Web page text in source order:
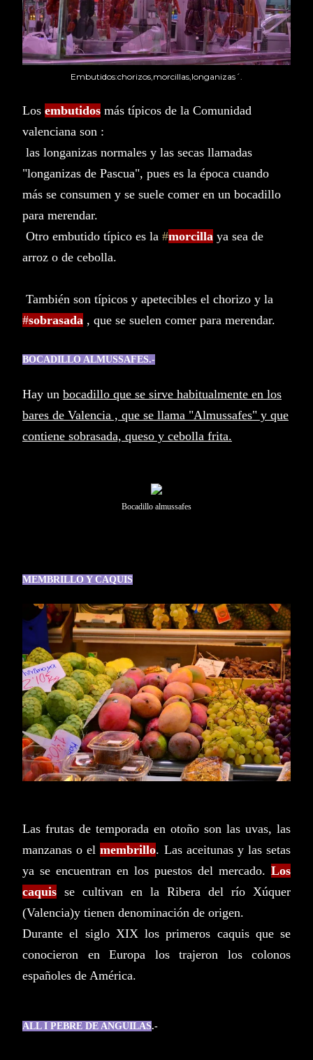
Embutidos:chorizos,morcillas,longanizas´.
Los embutidos más típicos de la Comunidad
valenciana son :
las longanizas normales y las secas llamadas
"longanizas de Pascua", pues es la época cuando
más se consumen y se suele comer en un bocadillo
para merendar.
Otro embutido típico es la #morcilla ya sea de
arroz o de cebolla.
También son típicos y apetecibles el chorizo y la
#sobrasada , que se suelen comer para merendar.
BOCADILLO ALMUSSAFES.-
Hay un bocadillo que se sirve habitualmente en los
bares de Valencia , que se llama "Almussafes" y que
contiene sobrasada, queso y cebolla frita.
Bocadillo almussafes
MEMBRILLO Y CAQUIS
Las frutas de temporada en otoño son las uvas, las
manzanas o elmembrillo. Las aceitunas y las setas
ya se encuentran en los puestos del mercado. Los
caquis se cultivan en la Ribera del río Xúquer
(Valencia)y tienen denominación de origen.
Durante el siglo XIX los primeros caquis que se
conocieron en Europa los trajeron los colonos
españoles de América.
ALL I PEBRE DE ANGUILAS.-